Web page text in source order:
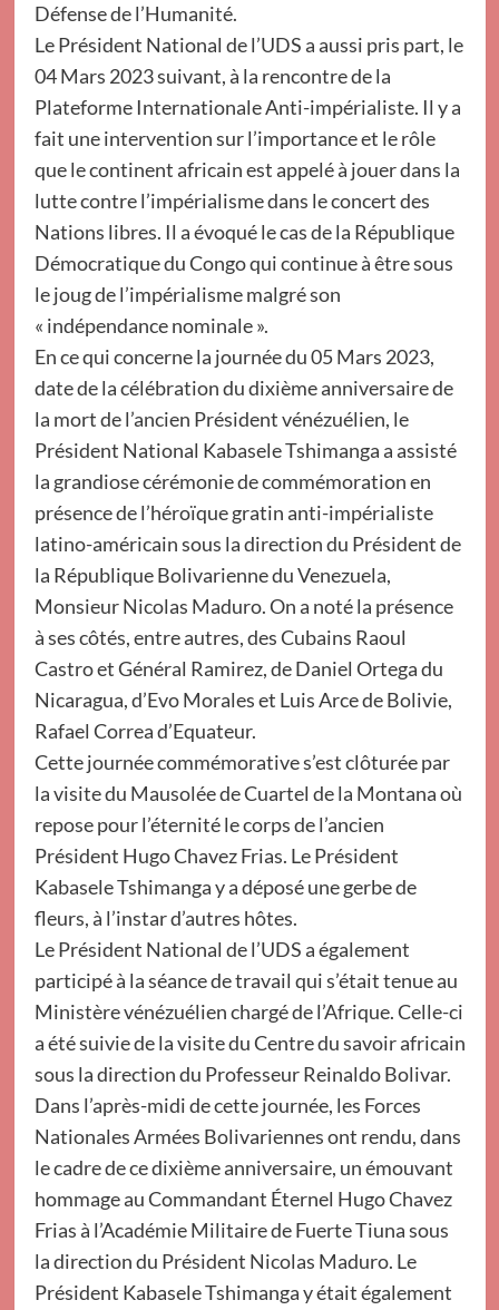
Défense de l’Humanité.
Le Président National de l’UDS a aussi pris part, le
04 Mars 2023 suivant, à la rencontre de la
Plateforme Internationale Anti-impérialiste. Il y a
fait une intervention sur l’importance et le rôle
que le continent africain est appelé à jouer dans la
lutte contre l’impérialisme dans le concert des
Nations libres. Il a évoqué le cas de la République
Démocratique du Congo qui continue à être sous
le joug de l’impérialisme malgré son
« indépendance nominale ».
En ce qui concerne la journée du 05 Mars 2023,
date de la célébration du dixième anniversaire de
la mort de l’ancien Président vénézuélien, le
Président National Kabasele Tshimanga a assisté
la grandiose cérémonie de commémoration en
présence de l’héroïque gratin anti-impérialiste
latino-américain sous la direction du Président de
la République Bolivarienne du Venezuela,
Monsieur Nicolas Maduro. On a noté la présence
à ses côtés, entre autres, des Cubains Raoul
Castro et Général Ramirez, de Daniel Ortega du
Nicaragua, d’Evo Morales et Luis Arce de Bolivie,
Rafael Correa d’Equateur.
Cette journée commémorative s’est clôturée par
la visite du Mausolée de Cuartel de la Montana où
repose pour l’éternité le corps de l’ancien
Président Hugo Chavez Frias. Le Président
Kabasele Tshimanga y a déposé une gerbe de
fleurs, à l’instar d’autres hôtes.
Le Président National de l’UDS a également
participé à la séance de travail qui s’était tenue au
Ministère vénézuélien chargé de l’Afrique. Celle-ci
a été suivie de la visite du Centre du savoir africain
sous la direction du Professeur Reinaldo Bolivar.
Dans l’après-midi de cette journée, les Forces
Nationales Armées Bolivariennes ont rendu, dans
le cadre de ce dixième anniversaire, un émouvant
hommage au Commandant Éternel Hugo Chavez
Frias à l’Académie Militaire de Fuerte Tiuna sous
la direction du Président Nicolas Maduro. Le
Président Kabasele Tshimanga y était également